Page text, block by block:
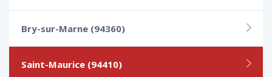
Bry-sur-Marne (94360)
Saint-Maurice (94410)